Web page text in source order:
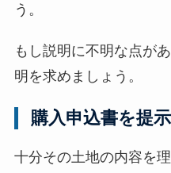
う。
もし説明に不明な点が
明を求めましょう。
購入申込書を提
十分その土地の内容を